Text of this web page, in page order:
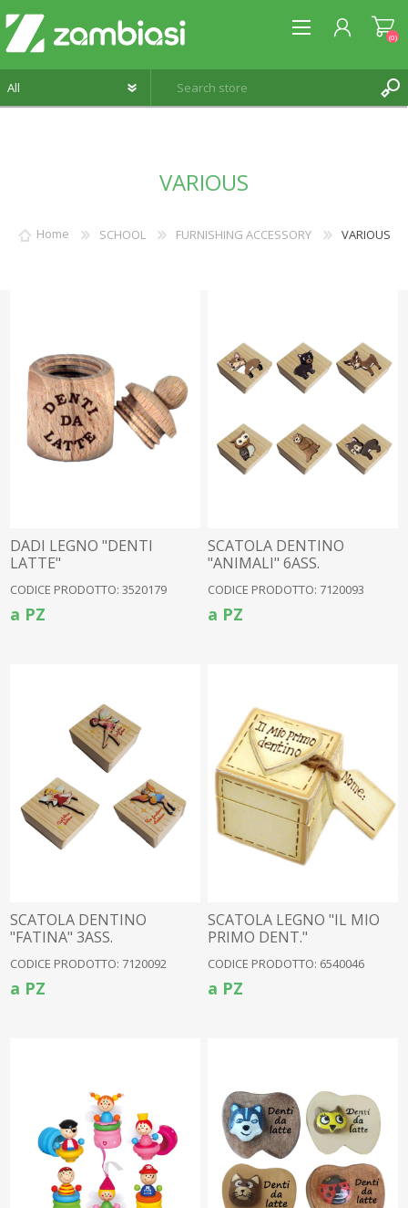
(0)
VARIOUS
Home SCHOOL FURNISHING ACCESSORY VARIOUS
DADI LEGNO "DENTI
LATTE"
CODICE PRODOTTO: 3520179
a PZ
SCATOLA DENTINO
"ANIMALI" 6ASS.
CODICE PRODOTTO: 7120093
a PZ
SCATOLA DENTINO
"FATINA" 3ASS.
CODICE PRODOTTO: 7120092
a PZ
SCATOLA LEGNO "IL MIO
PRIMO DENT."
CODICE PRODOTTO: 6540046
a PZ